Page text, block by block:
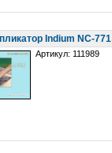
Indium NC-771
Артикул: 111989